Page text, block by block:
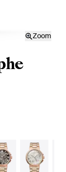
Zoom